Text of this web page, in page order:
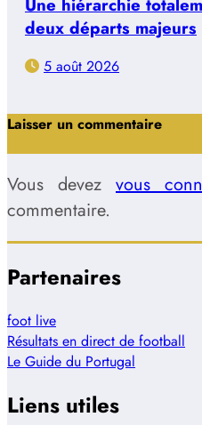
deux départs majeurs
5 août 2026
Laisser un commentaire
Vous devez vous
commentaire.
Partenaires
foot live
Résultats en direct de football
Le Guide du Portugal
Liens utiles